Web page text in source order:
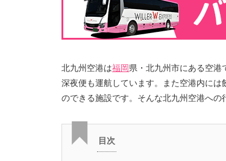
北九州空港は福岡 県・北九州市にある空港
深夜便も運航しています。また空港内に
のできる施設です。そんな北九州空港への
目次